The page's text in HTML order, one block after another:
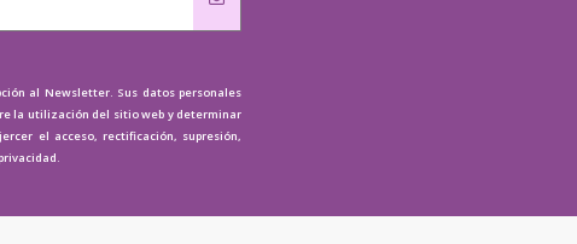
al Newsletter. Sus datos personales
la utilización del sitio web y determinar
el acceso, rectificación, supresión,